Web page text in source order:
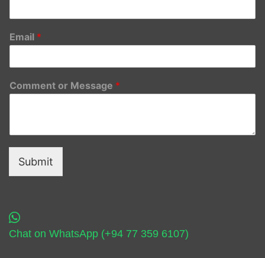
Email *
Comment or Message *
Submit
Chat on WhatsApp (+94 77 359 6107)